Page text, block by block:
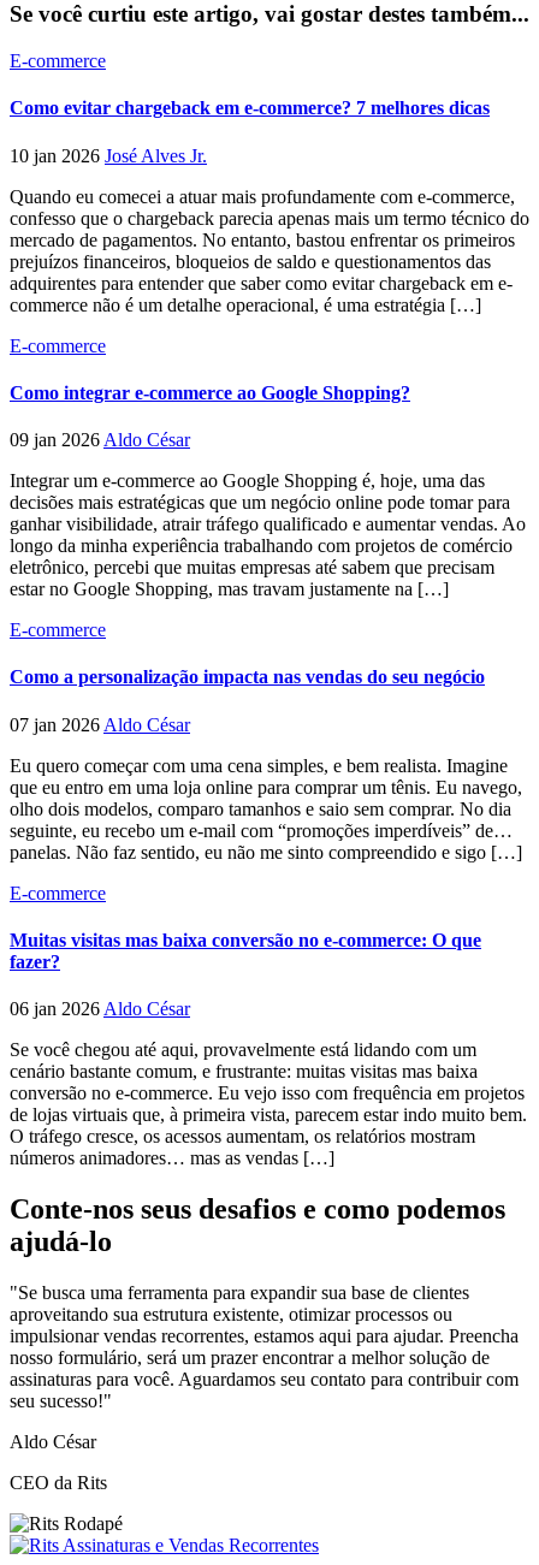
Se você curtiu este artigo, vai gostar destes também...
E-commerce
Como evitar chargeback em e-commerce? 7 melhores dicas
10 jan 2026 José Alves Jr.
Quando eu comecei a atuar mais profundamente com e-commerce,
confesso que o chargeback parecia apenas mais um termo técnico do
mercado de pagamentos. No entanto, bastou enfrentar os primeiros
prejuízos financeiros, bloqueios de saldo e questionamentos das
adquirentes para entender que saber como evitar chargeback em e-
commerce não é um detalhe operacional, é uma estratégia […]
E-commerce
Como integrar e-commerce ao Google Shopping?
09 jan 2026 Aldo César
Integrar um e-commerce ao Google Shopping é, hoje, uma das
decisões mais estratégicas que um negócio online pode tomar para
ganhar visibilidade, atrair tráfego qualificado e aumentar vendas. Ao
longo da minha experiência trabalhando com projetos de comércio
eletrônico, percebi que muitas empresas até sabem que precisam
estar no Google Shopping, mas travam justamente na […]
E-commerce
Como a personalização impacta nas vendas do seu negócio
07 jan 2026 Aldo César
Eu quero começar com uma cena simples, e bem realista. Imagine
que eu entro em uma loja online para comprar um tênis. Eu navego,
olho dois modelos, comparo tamanhos e saio sem comprar. No dia
seguinte, eu recebo um e-mail com “promoções imperdíveis” de…
panelas. Não faz sentido, eu não me sinto compreendido e sigo […]
E-commerce
Muitas visitas mas baixa conversão no e-commerce: O que
fazer?
06 jan 2026 Aldo César
Se você chegou até aqui, provavelmente está lidando com um
cenário bastante comum, e frustrante: muitas visitas mas baixa
conversão no e-commerce. Eu vejo isso com frequência em projetos
de lojas virtuais que, à primeira vista, parecem estar indo muito bem.
O tráfego cresce, os acessos aumentam, os relatórios mostram
números animadores… mas as vendas […]
Conte-nos seus desafios e como podemos
ajudá-lo
"Se busca uma ferramenta para expandir sua base de clientes
aproveitando sua estrutura existente, otimizar processos ou
impulsionar vendas recorrentes, estamos aqui para ajudar. Preencha
nosso formulário, será um prazer encontrar a melhor solução de
assinaturas para você. Aguardamos seu contato para contribuir com
seu sucesso!"
Aldo César
CEO da Rits